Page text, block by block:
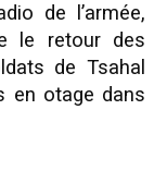
de l’armée,
le retour des
de Tsahal
en otage dans